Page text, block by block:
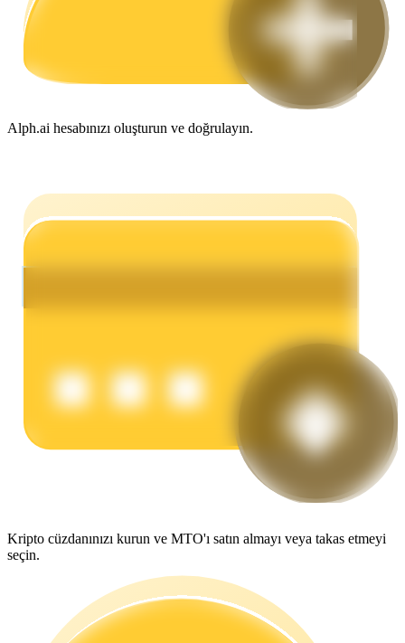
Ticaret stratejileri
Kazan
Alph.ai hesabınızı oluşturun ve doğrulayın.
Kripto cüzdanınızı kurun ve MTO'ı satın almayı veya takas etmeyi
seçin.